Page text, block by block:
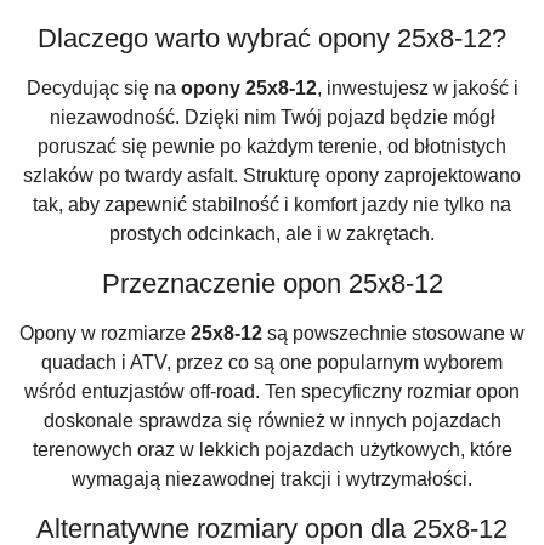
Dlaczego warto wybrać opony 25x8-12?
Decydując się na opony 25x8-12, inwestujesz w jakość i
niezawodność. Dzięki nim Twój pojazd będzie mógł
poruszać się pewnie po każdym terenie, od błotnistych
szlaków po twardy asfalt. Strukturę opony zaprojektowano
tak, aby zapewnić stabilność i komfort jazdy nie tylko na
prostych odcinkach, ale i w zakrętach.
Przeznaczenie opon 25x8-12
Opony w rozmiarze 25x8-12 są powszechnie stosowane w
quadach i ATV, przez co są one popularnym wyborem
wśród entuzjastów off-road. Ten specyficzny rozmiar opon
doskonale sprawdza się również w innych pojazdach
terenowych oraz w lekkich pojazdach użytkowych, które
wymagają niezawodnej trakcji i wytrzymałości.
Alternatywne rozmiary opon dla 25x8-12